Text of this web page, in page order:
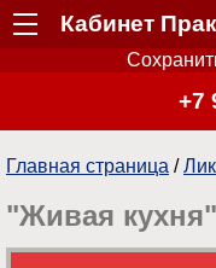
Кабинет
+7
Главная страница /
"Живая кухня"